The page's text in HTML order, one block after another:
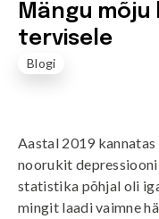
Mängu mõju
tervisele
Blogi
Aastal 2019 kannatas
noorukit depressiooni
statistika põhjal oli
mingit laadi vaimne